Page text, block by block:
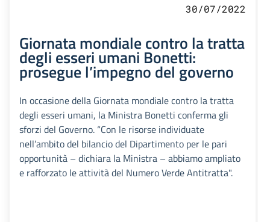
30/07/2022
Giornata mondiale contro la tratta
degli esseri umani Bonetti:
prosegue l’impegno del governo
In occasione della Giornata mondiale contro la tratta
degli esseri umani, la Ministra Bonetti conferma gli
sforzi del Governo. “Con le risorse individuate
nell’ambito del bilancio del Dipartimento per le pari
opportunità – dichiara la Ministra – abbiamo ampliato
e rafforzato le attività del Numero Verde Antitratta".